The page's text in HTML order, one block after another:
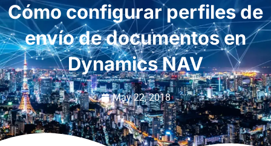
Cómo configurar perfiles de
envío de documentos en
Dynamics NAV
May 22, 2018